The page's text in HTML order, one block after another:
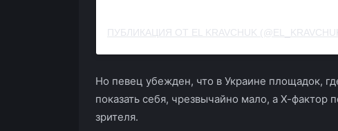
ПУБЛИКАЦИЯ ОТ EL KRAVCHUK
Но певец убежден, что в Украине площадок,
показать себя, чрезвычайно мало, а Х-фактор
зрителя.